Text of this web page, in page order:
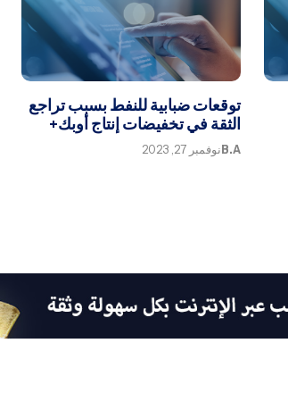
توقعات ضبابية للنفط بسبب تراجع
الثقة في تخفيضات إنتاج أوبك+
B.Aنوفمبر 27, 2023